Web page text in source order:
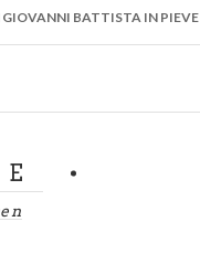
GIOVANNI BATTISTA IN PIEVE